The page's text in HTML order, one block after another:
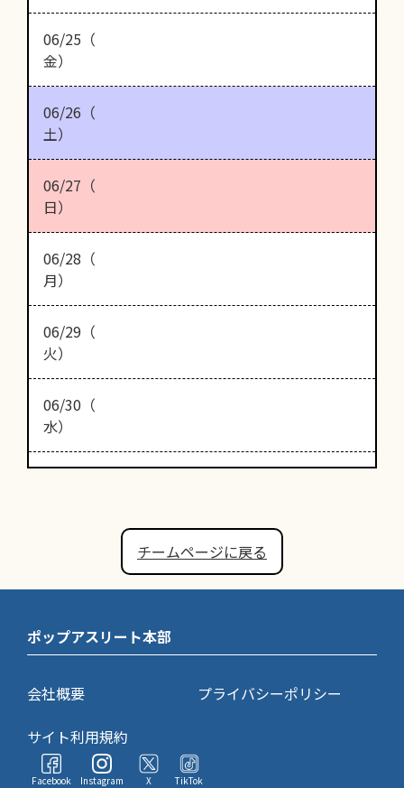
06/25（
金）
06/26（
土）
06/27（
日）
06/28（
月）
06/29（
火）
06/30（
水）
チームページに戻る
ポップアスリート本部
会社概要
プライバシーポリシー
サイト利用規約
Facebook Instagram X TikTok